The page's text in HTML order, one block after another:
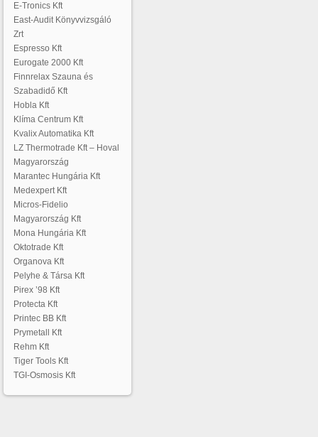
E-Tronics Kft
East-Audit Könyvvizsgáló
Zrt
Espresso Kft
Eurogate 2000 Kft
Finnrelax Szauna és
Szabadidő Kft
Hobla Kft
Klíma Centrum Kft
Kvalix Automatika Kft
LZ Thermotrade Kft – Hoval
Magyarország
Marantec Hungária Kft
Medexpert Kft
Micros-Fidelio
Magyarország Kft
Mona Hungária Kft
Oktotrade Kft
Organova Kft
Pelyhe & Társa Kft
Pirex ’98 Kft
Protecta Kft
Printec BB Kft
Prymetall Kft
Rehm Kft
Tiger Tools Kft
TGI-Osmosis Kft